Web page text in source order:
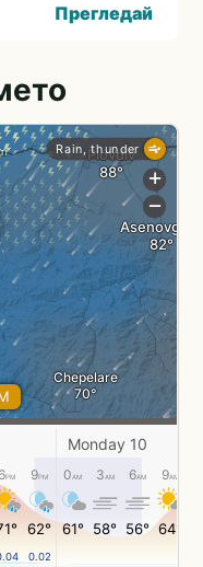
Прегледай